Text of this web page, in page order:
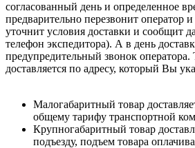
согласованный день и определенное
предварительно перезвонит оператор
уточнит условия доставки и сообщит
телефон экспедитора). А в день
предупредительный звонок оператора.
доставляется по адресу, который Вы
Малогабаритный товар
общему тарифу транспортной
Крупногабаритный товар
подъезду, подъем товара